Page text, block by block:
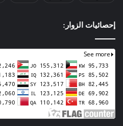
إحصائيات الزوار: